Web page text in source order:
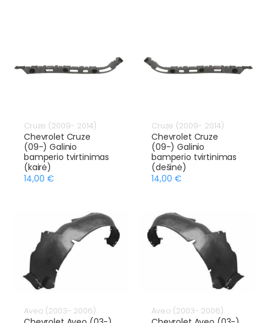
Cruze (2009- 2014)
Chevrolet Cruze
(09-) Galinio
bamperio tvirtinimas
(kairė)
14,00 €
Cruze (2009- 2014)
Chevrolet Cruze
(09-) Galinio
bamperio tvirtinimas
(dešinė)
14,00 €
Aveo (2003- 2006) Aveo (2003- 2006)